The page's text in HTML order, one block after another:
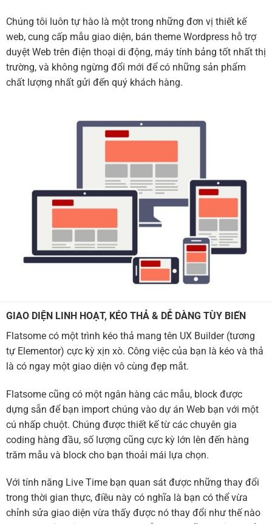
Chúng tôi luôn tự hào là một trong những đơn vị thiết kế
web, cung cấp mẫu giao diện, bán theme Wordpress hỗ trợ
duyệt Web trên điện thoại di động, máy tính bảng tốt nhất thị
trường, và không ngừng đổi mới để có những sản phẩm
chất lượng nhất gửi đến quý khách hàng.
GIAO DIỆN LINH HOẠT, KÉO THẢ & DỄ DÀNG TÙY BIẾN
Flatsome có một trình kéo thả mang tên UX Builder (tương
tự Elementor) cực kỳ xịn xò. Công việc của bạn là kéo và thả
là có ngay một giao diện vô cùng đẹp mắt.
Flatsome cũng có một ngân hàng các mẫu, block được
dựng sẵn để bạn import chúng vào dự án Web bạn với một
cú nhấp chuột. Chúng được thiết kế từ các chuyên gia
coding hàng đầu, số lượng cũng cực kỳ lớn lên đến hàng
trăm mẫu và block cho bạn thoải mái lựa chọn.
Với tính năng Live Time bạn quan sát được những thay đổi
trong thời gian thực, điều này có nghĩa là bạn có thể vừa
chỉnh sửa giao diện vừa thấy được nó thay đổi như thế nào